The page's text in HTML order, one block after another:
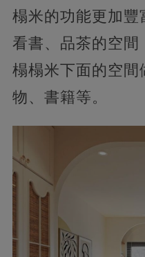
榻米的功能更加豐
看書、品茶的空間
榻榻米下面的空間
物、書籍等。